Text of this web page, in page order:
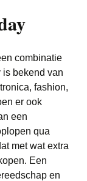
combinatie
bekend van
fashion,
er ook
een
qua
met wat extra
Een
en